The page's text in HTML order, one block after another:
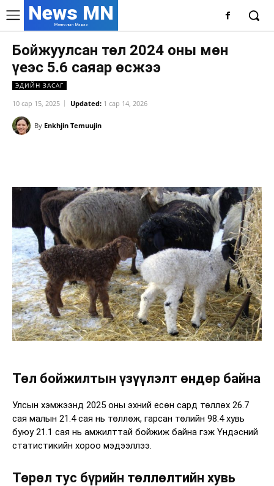
News MN
Монголын Мэдээ
Бойжуулсан төл 2024 оны мөн
үеэс 5.6 саяар өсжээ
ЭДИЙН ЗАСАГ
10 сар 15, 2025 Updated: 1 сар 14, 2026
By Enkhjin Temuujin
Төл бойжилтын үзүүлэлт өндөр байна
Улсын хэмжээнд 2025 оны эхний есөн сард төллөх 26.7
сая малын 21.4 сая нь төллөж, гарсан төлийн 98.4 хувь
буюу 21.1 сая нь амжилттай бойжиж байна гэж Үндэсний
статистикийн хороо мэдээллээ.
Төрөл тус бүрийн төллөлтийн хувь